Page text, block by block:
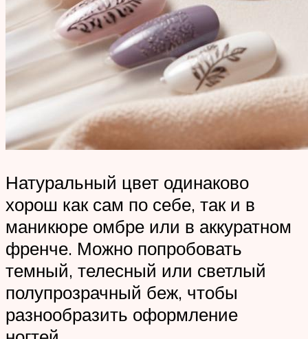
Натуральный цвет одинаково
хорош как сам по себе, так и в
маникюре омбре или в аккуратном
френче. Можно попробовать
темный, телесный или светлый
полупрозрачный беж, чтобы
разнообразить оформление